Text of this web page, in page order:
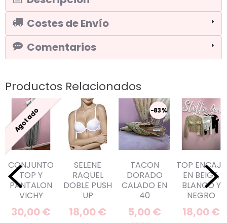
Costes de Envío
Comentarios
Productos Relacionados
Agotado
CONJUNTO
TOP Y
PANTALON
VICHY
30,00 €
SELENE
RAQUEL
DOBLE PUSH
UP
18,00 €
-83 %
TACON
DORADO
CALADO EN
40
5,00 €
TOP ENCAJE
EN BEIGE,
BLANCO Y
NEGRO
18,00 €